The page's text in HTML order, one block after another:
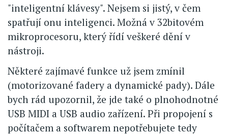
"inteligentní klávesy". Nejsem si jistý, v čem
spatřují onu inteligenci. Možná v 32bitovém
mikroprocesoru, který řídí veškeré dění v
nástroji.
Některé zajímavé funkce už jsem zmínil
(motorizované fadery a dynamické pady). Dále
bych rád upozornil, že jde také o plnohodnotné
USB MIDI a USB audio zařízení. Při propojení s
počítačem a softwarem nepotřebujete tedy